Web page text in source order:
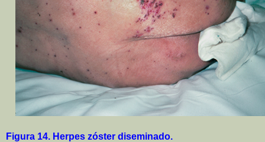
Figura 14. Herpes zóster diseminado.